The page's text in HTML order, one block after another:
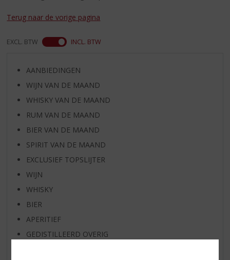
r
n
Terug naar de vorige pagina
EXCL. BTW INCL. BTW
AANBIEDINGEN
WIJN VAN DE MAAND
WHISKY VAN DE MAAND
RUM VAN DE MAAND
BIER VAN DE MAAND
SPIRIT VAN DE MAAND
EXCLUSIEF TOPSLIJTER
WIJN
WHISKY
BIER
APERITIEF
GEDISTILLEERD OVERIG